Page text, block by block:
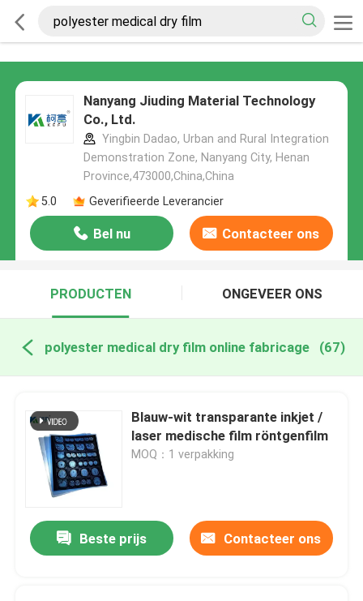
Nanyang Jiuding Material Technology
Co., Ltd.
Yingbin Dadao, Urban and Rural Integration
Demonstration Zone, Nanyang City, Henan
Province,473000,China,China
5.0
Geverifieerde Leverancier
Bel nu Contacteer ons
PRODUCTEN ONGEVEER ONS
polyester medical dry film online fabricage (67)
Blauw-wit transparante inkjet /
laser medische film röntgenfilm
MOQ：1 verpakking
Beste prijs Contacteer ons